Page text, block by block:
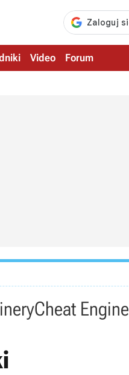
Video Forum
Cheat Engine